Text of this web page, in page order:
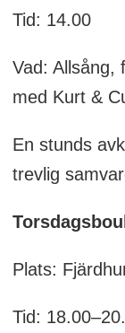
Tid: 14.00
Vad: Allsång,
med Kurt &
En stunds
trevlig
Plats:
Tid: